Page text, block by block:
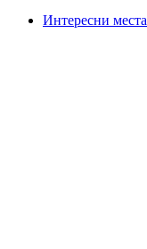
Интересни места